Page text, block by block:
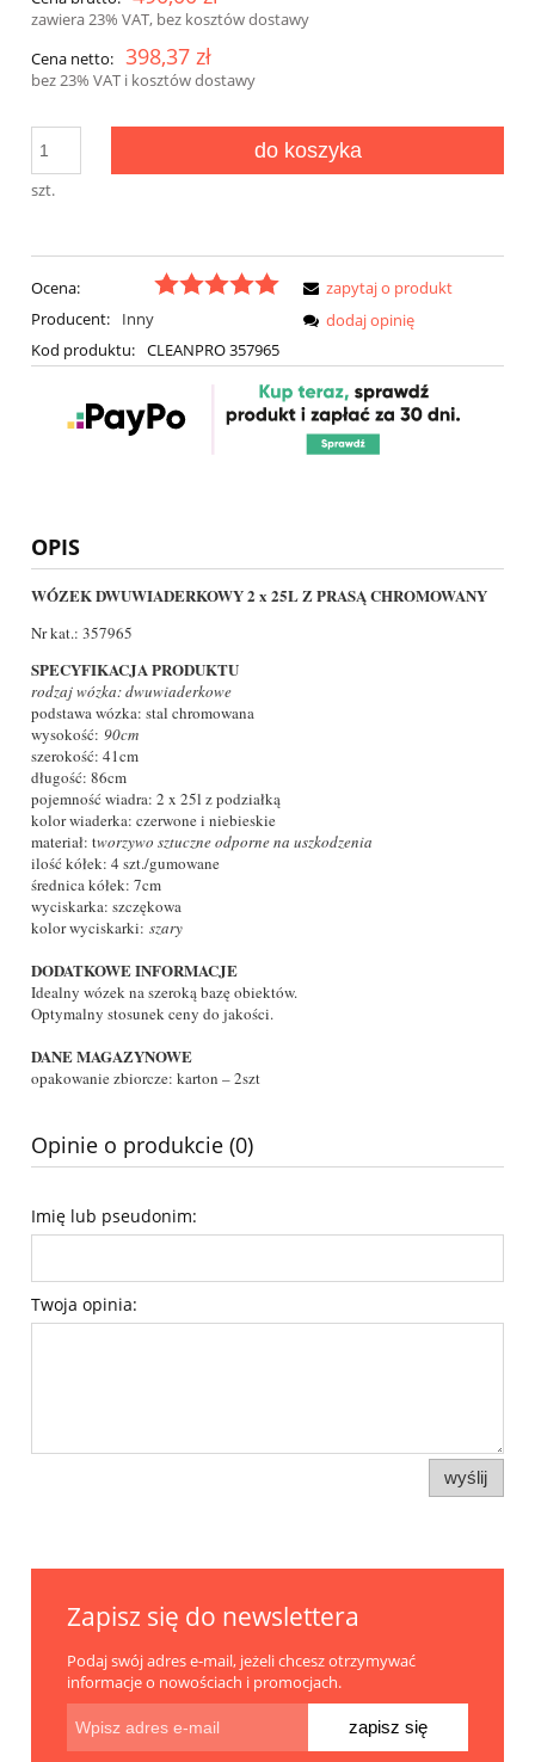
zawiera 23% VAT, bez kosztów dostawy
Cena netto: 398,37 zł
bez 23% VAT i kosztów dostawy
szt.
do koszyka
Ocena:
Producent:
Inny
Kod produktu: CLEANPRO 357965
zapytaj o produkt
dodaj opinię
OPIS
WÓZEK DWUWIADERKOWY 2 x 25L Z PRASĄ CHROMOWANY
Nr kat.: 357965
SPECYFIKACJA PRODUKTU
rodzaj wózka: dwuwiaderkowe
podstawa wózka: stal chromowana
wysokość: 90cm
szerokość: 41cm
długość: 86cm
pojemność wiadra: 2 x 25l z podziałką
kolor wiaderka: czerwone i niebieskie
materiał: tworzywo sztuczne odporne na uszkodzenia
ilość kółek: 4 szt./gumowane
średnica kółek: 7cm
wyciskarka: szczękowa
kolor wyciskarki: szary
DODATKOWE INFORMACJE
Idealny wózek na szeroką bazę obiektów.
Optymalny stosunek ceny do jakości.
DANE MAGAZYNOWE
opakowanie zbiorcze: karton – 2szt
Opinie o produkcie (0)
Imię lub pseudonim:
Twoja opinia:
wyślij
Zapisz się do newslettera
Podaj swój adres e-mail, jeżeli chcesz otrzymywać
informacje o nowościach i promocjach.
zapisz się